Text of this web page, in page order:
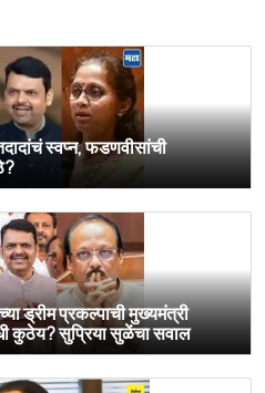
स्वप्न, फडणवीसांची
ड्रीम प्रकल्पाची मुख्यमंत्री
कुठेय? सुप्रिया सुळेंचा सवाल